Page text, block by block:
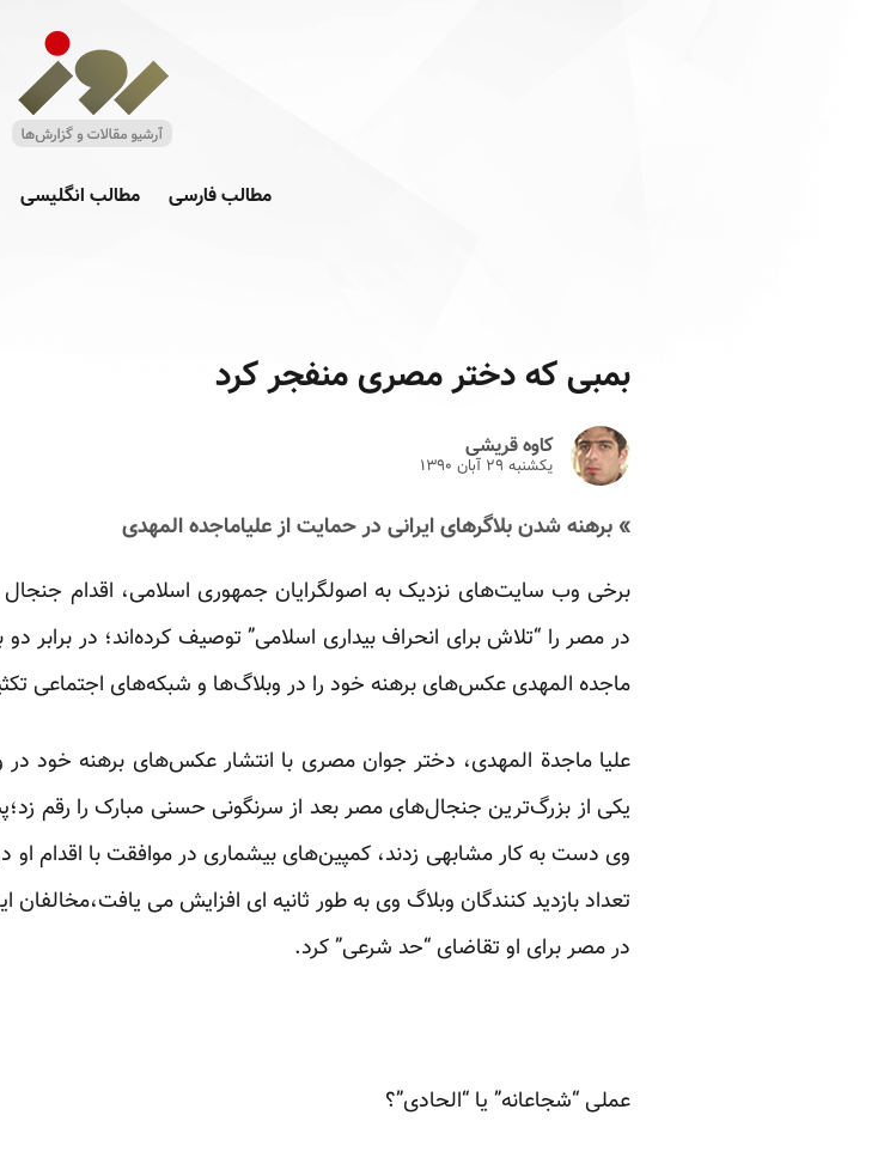
مطالب فارسی مطالب انگلیسی
بمبی که دختر مصری منفجر کرد
کاوه قریشی
یکشنبه ۲۹ آبان ۱۳۹۰
» برهنه شدن بلاگرهای ایرانی در حمایت از علیاماجده المهدی
برخی وب سایت‌های نزدیک به اصولگرایان جمهوری اسلامی، اقدام جنجال
در مصر را “تلاش برای انحراف بیداری اسلامی” توصیف کرده‌اند؛ در برابر
ماجده المهدی عکس‌های برهنه خود را در وبلاگ‌ها و شبکه‌های اجتماعی
علیا ماجدة المهدی، دختر جوان مصری با انتشار عکس‌های برهنه خود
یکی از بزرگ‌ترین جنجال‌های مصر بعد از سرنگونی حسنی مبارک را رقم
وی دست به کار مشابهی زدند، کمپین‌های بیشماری در موافقت با اقدام او
تعداد بازدید کنندگان وبلاگ وی به طور ثانیه ای افزایش می
در مصر برای او تقاضای “حد شرعی” کرد.
عملی “شجاعانه” یا “الحادی”؟